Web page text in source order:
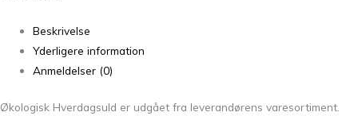
Beskrivelse
Yderligere information
Anmeldelser (0)
Økologisk Hverdagsuld er udgået fra leverandørens varesortiment.